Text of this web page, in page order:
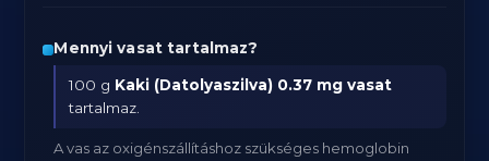
Mennyi vasat tartalmaz?
100 g Kaki (Datolyaszilva) 0.37 mg vasat
tartalmaz.
A vas az oxigénszállításhoz szükséges hemoglobin